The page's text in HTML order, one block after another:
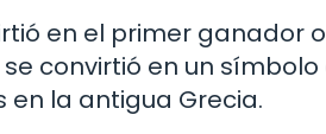
en el primer ganador
convirtió en un símbolo
la antigua Grecia.